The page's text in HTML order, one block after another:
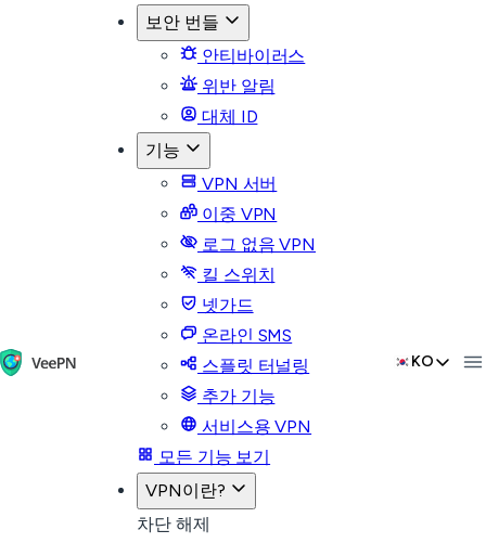
보안 번들
안티바이러스
위반 알림
대체 ID
기능
VPN 서버
이중 VPN
로그 없음 VPN
킬 스위치
넷가드
온라인 SMS
스플릿 터널링
추가 기능
서비스용 VPN
모든 기능 보기
VPN이란?
차단 해제
KO